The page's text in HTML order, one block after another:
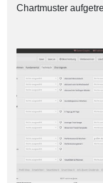
Chartmuster